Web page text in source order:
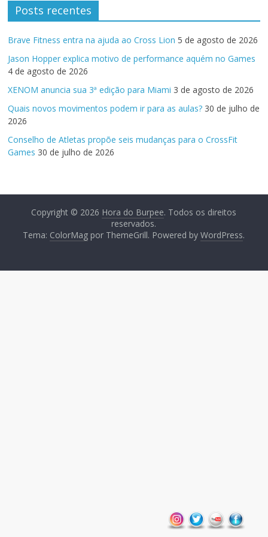
Posts recentes
Brave Fitness entra na ajuda ao Cross Lion 5 de agosto de 2026
Jason Hopper explica motivo de performance aquém no Games
4 de agosto de 2026
XENOM anuncia sua 3ª edição para Miami 3 de agosto de 2026
Quais novos movimentos podem ir para as aulas? 30 de julho de
2026
Conselho de Atletas propõe seis mudanças para o CrossFit
Games 30 de julho de 2026
Copyright © 2026 Hora do Burpee. Todos os direitos
reservados.
Tema: ColorMag por ThemeGrill. Powered byWordPress.